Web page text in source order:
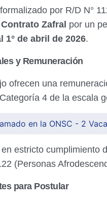
por R/D N°
Contrato Zafral por un
1° de abril de 2026.
y Remuneración
ofrecen una
4 de la escala
en la ONSC - 2
estricto cumplimiento
(Personas
para Postular